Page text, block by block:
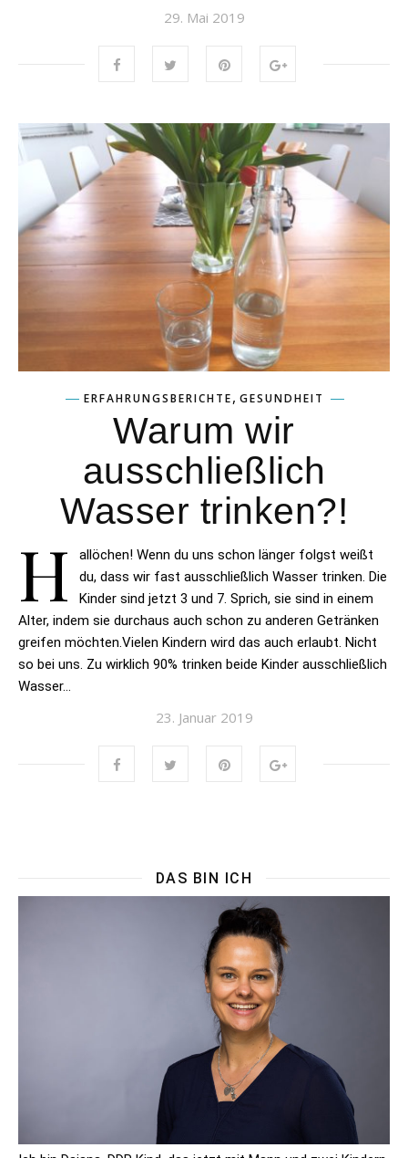
29. Mai 2019
ERFAHRUNGSBERICHTE, GESUNDHEIT
Warum wir
ausschließlich
Wasser trinken?!
H
allöchen! Wenn du uns schon länger folgst weißt
du, dass wir fast ausschließlich Wasser trinken. Die
Kinder sind jetzt 3 und 7. Sprich, sie sind in einem
Alter, indem sie durchaus auch schon zu anderen Getränken
greifen möchten.Vielen Kindern wird das auch erlaubt. Nicht
so bei uns. Zu wirklich 90% trinken beide Kinder ausschließlich
Wasser…
23. Januar 2019
DAS BIN ICH